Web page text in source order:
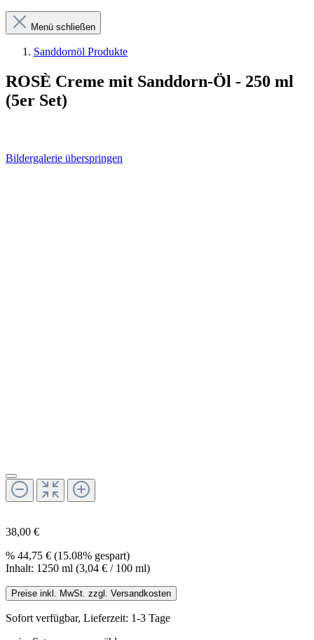
Menü schließen
Sanddornöl Produkte
ROSÈ Creme mit Sanddorn-Öl - 250 ml
(5er Set)
Bildergalerie überspringen
38,00 €
% 44,75 € (15.08% gespart)
Inhalt: 1250 ml (3,04 € / 100 ml)
Preise inkl. MwSt. zzgl. Versandkosten
Sofort verfügbar, Lieferzeit: 1-3 Tage